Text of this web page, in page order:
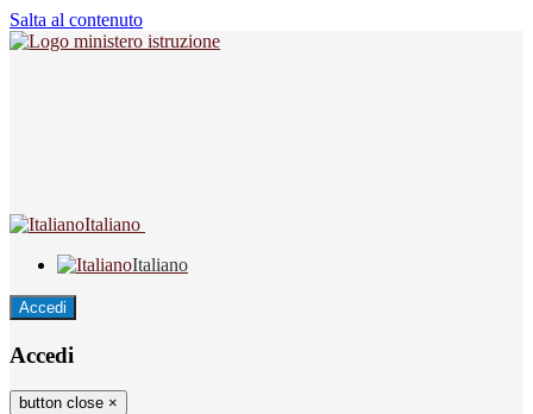
Salta al contenuto
Italiano
Italiano
Accedi
Accedi
button close ×